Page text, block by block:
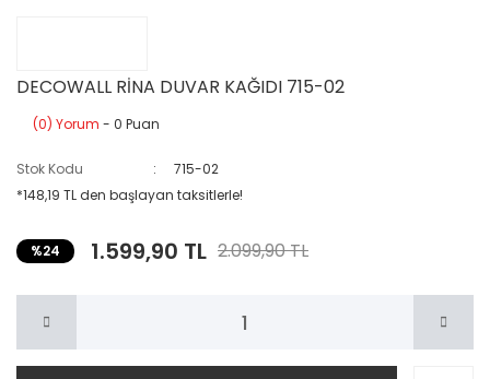
DECOWALL RİNA DUVAR KAĞIDI 715-02
(0) Yorum - 0 Puan
Stok Kodu
715-02
*148,19 TL den başlayan taksitlerle!
%24 1.599,90 TL 2.099,90 TL